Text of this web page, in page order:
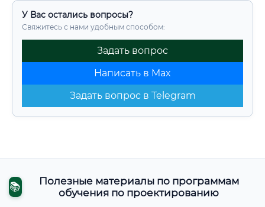
У Вас остались вопросы?
Свяжитесь с нами удобным способом:
Задать вопрос
Написать в Max
Задать вопрос в Telegram
📚
Полезные материалы по программам
обучения по проектированию